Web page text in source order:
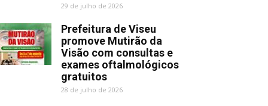
29 de julho de 2026
Prefeitura de Viseu
promove Mutirão da
Visão com consultas e
exames oftalmológicos
gratuitos
28 de julho de 2026